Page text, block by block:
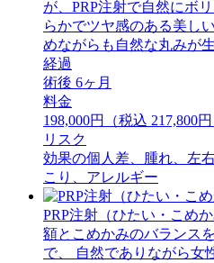
が、PRP注射で自然にボ
らかでツヤ感のある美し
めながらも自然な丸み
経過
術後 6ヶ月
料金
198,000円（税込 217,800円
リスク
効果の個人差、腫れ、左
こり、アレルギー
PRP注射（ひたい・こめか
額とこめかみのバランス
で、 自然でありながら女